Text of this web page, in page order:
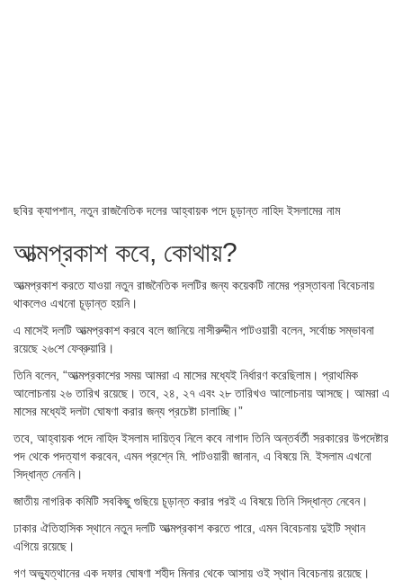
ছবির ক্যাপশান, নতুন রাজনৈতিক দলের আহ্বায়ক পদে চূড়ান্ত নাহিদ ইসলামের নাম
আত্মপ্রকাশ কবে, কোথায়?
আত্মপ্রকাশ করতে যাওয়া নতুন রাজনৈতিক দলটির জন্য কয়েকটি নামের প্রস্তাবনা বিবেচনায়
থাকলেও এখনো চূড়ান্ত হয়নি।
এ মাসেই দলটি আত্মপ্রকাশ করবে বলে জানিয়ে নাসীরুদ্দীন পাটওয়ারী বলেন, সর্বোচ্চ সম্ভাবনা
রয়েছে ২৬শে ফেব্রুয়ারি।
তিনি বলেন, “আত্মপ্রকাশের সময় আমরা এ মাসের মধ্যেই নির্ধারণ করেছিলাম। প্রাথমিক
আলোচনায় ২৬ তারিখ রয়েছে। তবে, ২৪, ২৭ এবং ২৮ তারিখও আলোচনায় আসছে। আমরা এ
মাসের মধ্যেই দলটা ঘোষণা করার জন্য প্রচেষ্টা চালাচ্ছি।”
তবে, আহ্বায়ক পদে নাহিদ ইসলাম দায়িত্ব নিলে কবে নাগাদ তিনি অন্তর্বর্তী সরকারের উপদেষ্টার
পদ থেকে পদত্যাগ করবেন, এমন প্রশ্নে মি. পাটওয়ারী জানান, এ বিষয়ে মি. ইসলাম এখনো
সিদ্ধান্ত নেননি।
জাতীয় নাগরিক কমিটি সবকিছু গুছিয়ে চূড়ান্ত করার পরই এ বিষয়ে তিনি সিদ্ধান্ত নেবেন।
ঢাকার ঐতিহাসিক স্থানে নতুন দলটি আত্মপ্রকাশ করতে পারে, এমন বিবেচনায় দুইটি স্থান
এগিয়ে রয়েছে।
গণ অভ্যুত্থানের এক দফার ঘোষণা শহীদ মিনার থেকে আসায় ওই স্থান বিবেচনায় রয়েছে।